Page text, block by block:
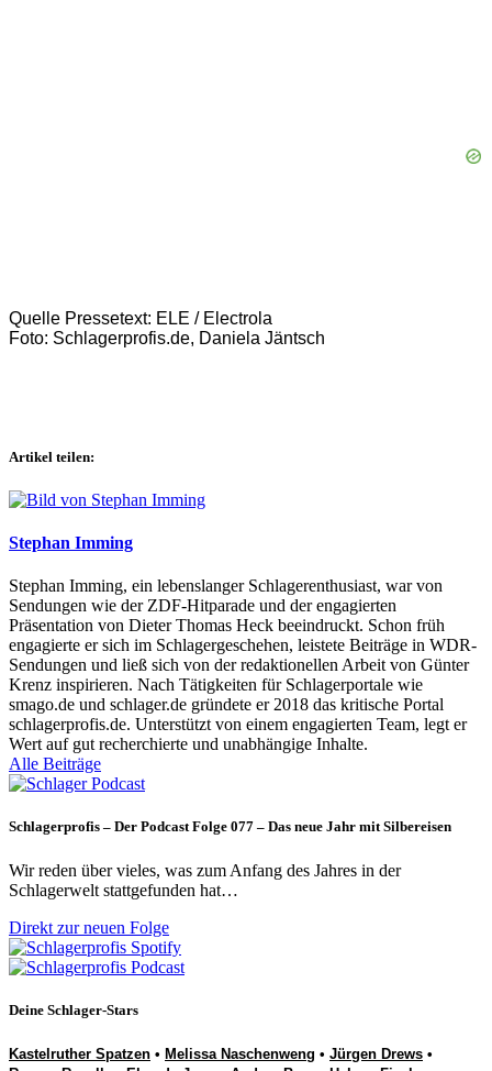
Quelle Pressetext: ELE / Electrola
Foto: Schlagerprofis.de, Daniela Jäntsch
Artikel teilen:
Stephan Imming
Stephan Imming, ein lebenslanger Schlagerenthusiast, war von
Sendungen wie der ZDF-Hitparade und der engagierten
Präsentation von Dieter Thomas Heck beeindruckt. Schon früh
engagierte er sich im Schlagergeschehen, leistete Beiträge in WDR-
Sendungen und ließ sich von der redaktionellen Arbeit von Günter
Krenz inspirieren. Nach Tätigkeiten für Schlagerportale wie
smago.de und schlager.de gründete er 2018 das kritische Portal
schlagerprofis.de. Unterstützt von einem engagierten Team, legt er
Wert auf gut recherchierte und unabhängige Inhalte.
Alle Beiträge
Schlagerprofis – Der Podcast Folge 077 – Das neue Jahr mit Silbereisen
Wir reden über vieles, was zum Anfang des Jahres in der
Schlagerwelt stattgefunden hat…
Direkt zur neuen Folge
Deine Schlager-Stars
Kastelruther Spatzen • Melissa Naschenweng • Jürgen Drews •